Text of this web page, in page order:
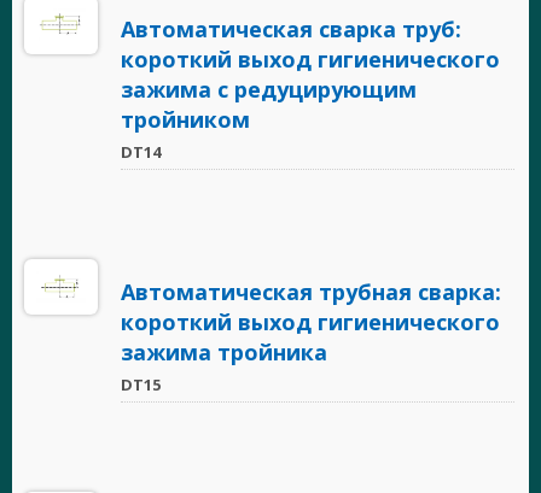
Автоматическая сварка труб:
короткий выход гигиенического
зажима с редуцирующим
тройником
DT14
Автоматическая трубная сварка:
короткий выход гигиенического
зажима тройника
DT15